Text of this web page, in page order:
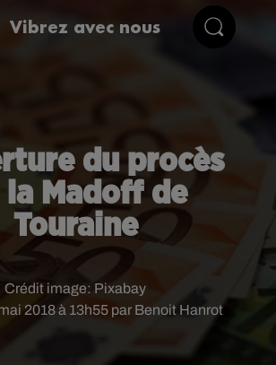
Vibrez avec nous
du procès
la Madoff de
Touraine
2018 à 13h55 par Benoit Hanrot
Crédit image: Pixabay